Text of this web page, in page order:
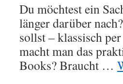
Du möchtest ein
länger darüber
sollst – klassisch
macht man das
Books? Braucht …